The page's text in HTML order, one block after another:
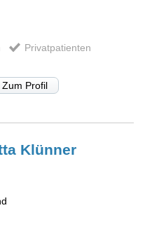
Privatpatienten
Zum Profil
Klünner